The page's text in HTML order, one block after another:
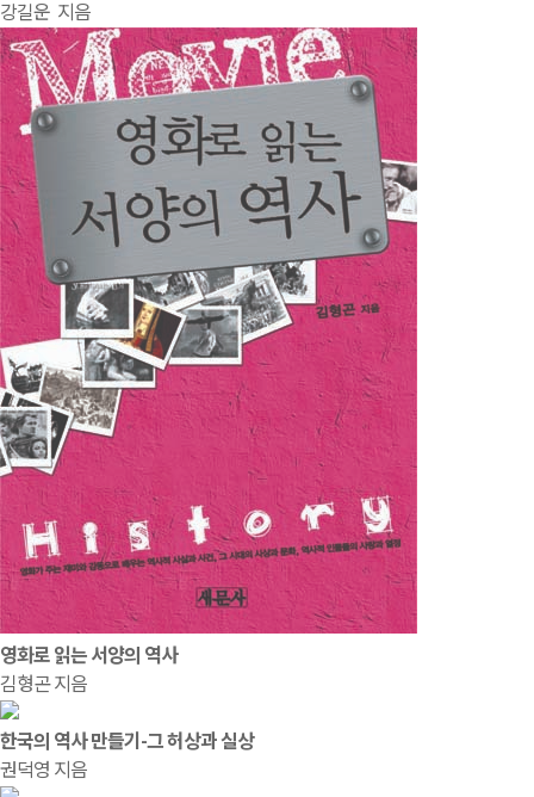
강길운 지음
영화로 읽는 서양의 역사
김형곤 지음
한국의 역사 만들기-그 허상과 실상
권덕영 지음